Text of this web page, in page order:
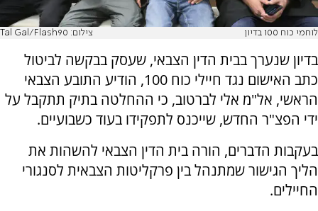
לוחמי כוח 100 בדיון צילום: Tal Gal/Flash90
בדיון שנערך בבית הדין הצבאי, שעסק בבקשה לביטול
כתב האישום נגד חיילי כוח 100, הודיע התובע הצבאי
הראשי, אל"מ אלי לברטוב, כי ההחלטה בתיק תתקבל על
ידי הפצ"ר החדש, שייכנס לתפקידו בעוד כשבועיים.
בעקבות הדברים, הורה בית הדין הצבאי להשהות את
הליך הגישור שמתנהל בין פרקליטות הצבאית לסנגורי
החיילים.